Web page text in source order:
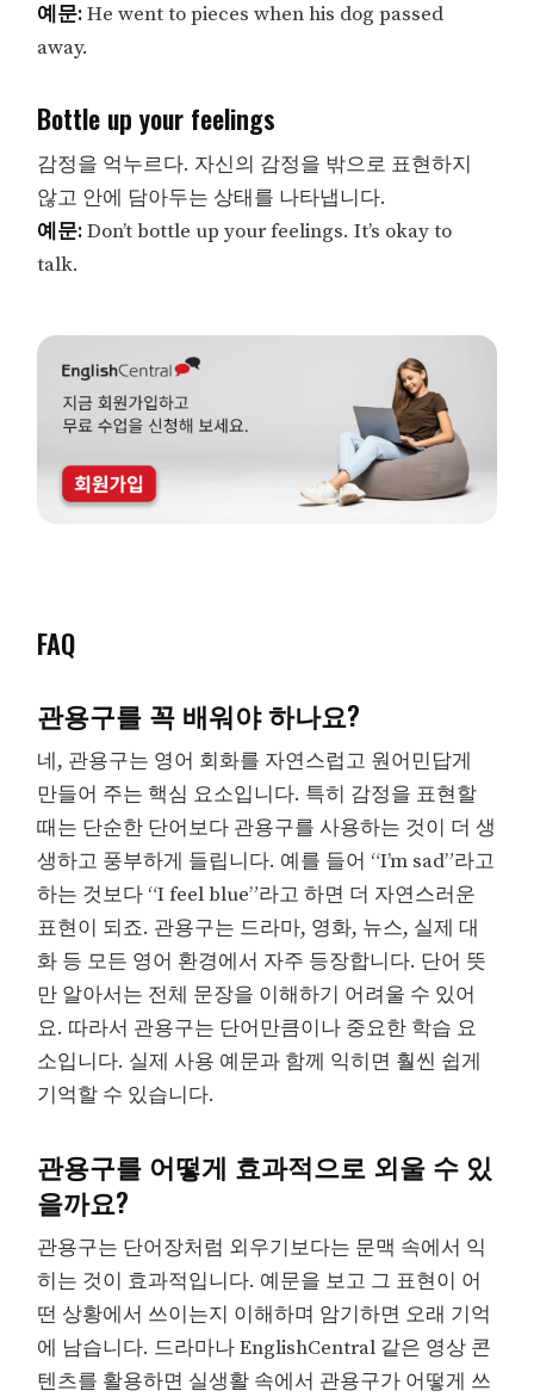
예문:He went to pieces when his dog passed
away.
Bottle up your feelings
감정을 억누르다. 자신의 감정을 밖으로 표현하지
않고 안에 담아두는 상태를 나타냅니다.
예문:Don’t bottle up your feelings. It’s okay to
talk.
FAQ
관용구를 꼭 배워야 하나요?
네, 관용구는 영어 회화를 자연스럽고 원어민답게
만들어 주는 핵심 요소입니다. 특히 감정을 표현할
때는 단순한 단어보다 관용구를 사용하는 것이 더 생
생하고 풍부하게 들립니다. 예를 들어 “I’m sad”라고
하는 것보다 “I feel blue”라고 하면 더 자연스러운
표현이 되죠. 관용구는 드라마, 영화, 뉴스, 실제 대
화 등 모든 영어 환경에서 자주 등장합니다. 단어 뜻
만 알아서는 전체 문장을 이해하기 어려울 수 있어
요. 따라서 관용구는 단어만큼이나 중요한 학습 요
소입니다. 실제 사용 예문과 함께 익히면 훨씬 쉽게
기억할 수 있습니다.
관용구를 어떻게 효과적으로 외울 수 있
을까요?
관용구는 단어장처럼 외우기보다는 문맥 속에서 익
히는 것이 효과적입니다. 예문을 보고 그 표현이 어
떤 상황에서 쓰이는지 이해하며 암기하면 오래 기억
에 남습니다. 드라마나 EnglishCentral 같은 영상 콘
텐츠를 활용하면 실생활 속에서 관용구가 어떻게 쓰